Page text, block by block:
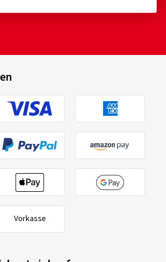
K0000571
diesen Betrag
91H
Jahresfahrleistung:25000 km
12/02/2026
godt dæk til prisen
Vorkasse